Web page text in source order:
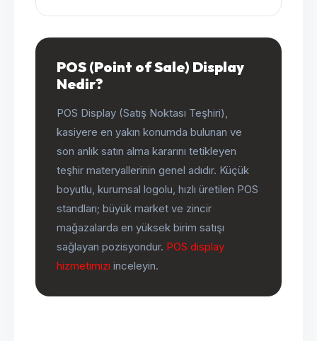
POS (Point of Sale) Display
Nedir?
POS Display (Satış Noktası Teşhiri),
kasiyere en yakın konumda bulunan ve
son anlık satın alma kararını tetikleyen
teşhir materyallerinin genel adıdır. Küçük
boyutlu, kurumsal logolu, hızlı üretilen POS
standları; büyük market ve zincir
mağazalarda en yüksek birim satışı
sağlayan pozisyondur. POS display
hizmetimizi inceleyin.